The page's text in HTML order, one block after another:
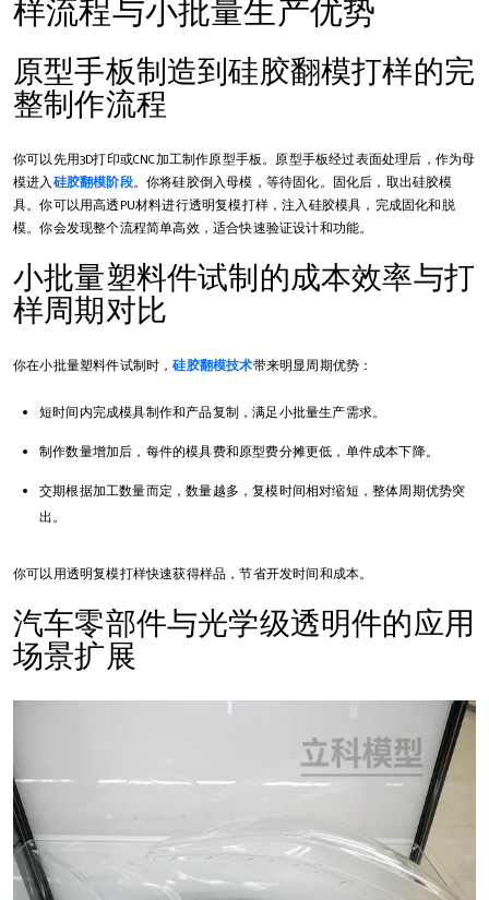
样流程与小批量生产优势
原型手板制造到硅胶翻模打样的完
整制作流程
你可以先用3D打印或CNC加工制作原型手板。原型手板经过表面处理后，作为母
模进入硅胶翻模阶段。你将硅胶倒入母模，等待固化。固化后，取出硅胶模
具。你可以用高透PU材料进行透明复模打样，注入硅胶模具，完成固化和脱
模。你会发现整个流程简单高效，适合快速验证设计和功能。
小批量塑料件试制的成本效率与打
样周期对比
你在小批量塑料件试制时，硅胶翻模技术带来明显周期优势：
短时间内完成模具制作和产品复制，满足小批量生产需求。
制作数量增加后，每件的模具费和原型费分摊更低，单件成本下降。
交期根据加工数量而定，数量越多，复模时间相对缩短，整体周期优势突
出。
你可以用透明复模打样快速获得样品，节省开发时间和成本。
汽车零部件与光学级透明件的应用
场景扩展